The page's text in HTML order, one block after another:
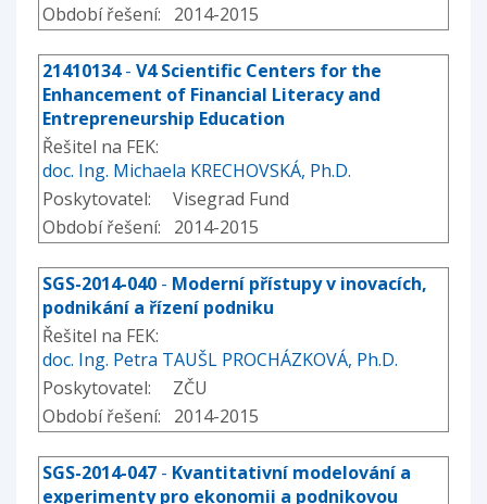
Období řešení: 2014-2015
21410134- V4 Scientific Centers for the
Enhancement of Financial Literacy and
Entrepreneurship Education
Řešitel na FEK:
doc. Ing. Michaela KRECHOVSKÁ, Ph.D.
Poskytovatel: Visegrad Fund
Období řešení: 2014-2015
SGS-2014-040 - Moderní přístupy v inovacích,
podnikání a řízení podniku
Řešitel na FEK:
doc. Ing. Petra TAUŠL PROCHÁZKOVÁ, Ph.D.
Poskytovatel: ZČU
Období řešení: 2014-2015
SGS-2014-047 - Kvantitativní modelování a
experimenty pro ekonomii a podnikovou